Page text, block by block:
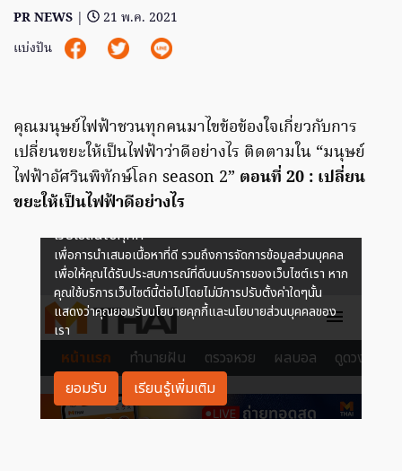
PR NEWS |
21 พ.ค. 2021
แบ่งปัน
คุณมนุษย์ไฟฟ้าชวนทุกคนมาไขข้อข้องใจเกี่ยวกับการ
เปลี่ยนขยะให้เป็นไฟฟ้าว่าดีอย่างไร ติดตามใน “มนุษย์
ไฟฟ้าอัศวินพิทักษ์โลก season 2” ตอนที่ 20 : เปลี่ยน
ขยะให้เป็นไฟฟ้าดีอย่างไร